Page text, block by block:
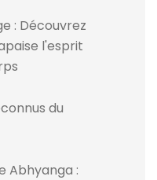
: Découvrez
l'esprit
du
Abhyanga :